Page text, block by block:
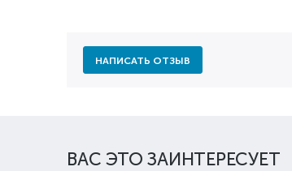
НАПИСАТЬ ОТЗЫВ
ВАС ЭТО ЗАИНТЕРЕСУЕТ